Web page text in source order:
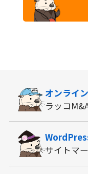
オンライ
ラッコ
サイトマ